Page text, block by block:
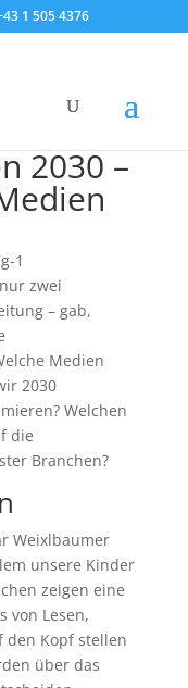
1 505 4376
2030 –
zwei
– gab,
Medien
2030
Welchen
die
Branchen?
Weixlbaumer
unsere Kinder
zeigen eine
von Lesen,
den Kopf stellen
über das